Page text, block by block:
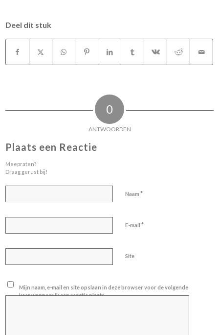
Deel dit stuk
0
ANTWOORDEN
Plaats een Reactie
Meepraten?
Draag gerust bij!
Naam*
E-mail*
Site
Mijn naam, e-mail en site opslaan in deze browser voor de volgende
keer wanneer ik een reactie plaats.